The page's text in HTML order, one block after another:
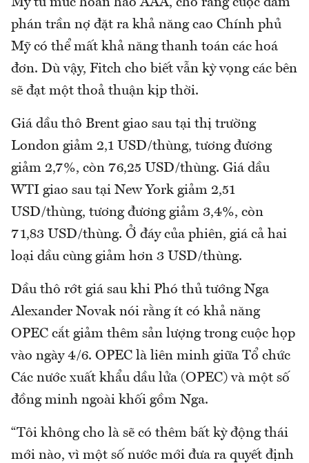
phán trần nợ đặt ra khả năng cao Chính phủ
Mỹ có thể mất khả năng thanh toán các hoá
đơn. Dù vậy, Fitch cho biết vẫn kỳ vọng các bên
sẽ đạt một thoả thuận kịp thời.
Giá dầu thô Brent giao sau tại thị trường
London giảm 2,1 USD/thùng, tương đương
giảm 2,7%, còn 76,25 USD/thùng. Giá dầu
WTI giao sau tại New York giảm 2,51
USD/thùng, tương đương giảm 3,4%, còn
71,83 USD/thùng. Ở đáy của phiên, giá cả hai
loại dầu cùng giảm hơn 3 USD/thùng.
Dầu thô rớt giá sau khi Phó thủ tướng Nga
Alexander Novak nói rằng ít có khả năng
OPEC cắt giảm thêm sản lượng trong cuộc họp
vào ngày 4/6. OPEC là liên minh giữa Tổ chức
Các nước xuất khẩu dầu lửa (OPEC) và một số
đồng minh ngoài khối gồm Nga.
“Tôi không cho là sẽ có thêm bất kỳ động thái
mới nào, vì một số nước mới đưa ra quyết định